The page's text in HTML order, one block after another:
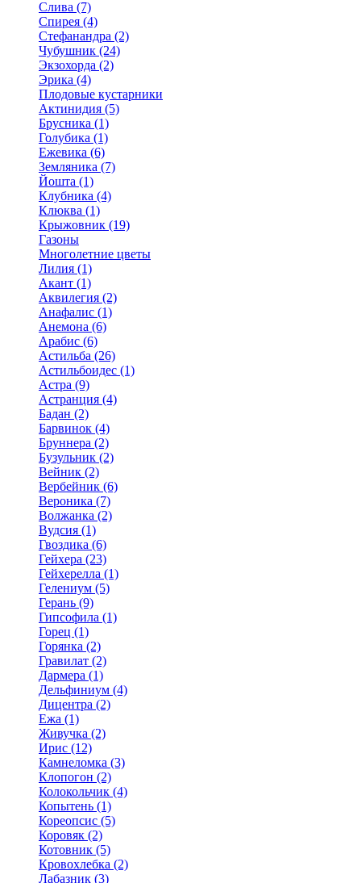
Слива (7)
Спирея (4)
Стефанандра (2)
Чубушник (24)
Экзохорда (2)
Эрика (4)
Плодовые кустарники
Актинидия (5)
Брусника (1)
Голубика (1)
Ежевика (6)
Земляника (7)
Йошта (1)
Клубника (4)
Клюква (1)
Крыжовник (19)
Газоны
Многолетние цветы
Лилия (1)
Акант (1)
Аквилегия (2)
Анафалис (1)
Анемона (6)
Арабис (6)
Астильба (26)
Астильбоидес (1)
Астра (9)
Астранция (4)
Бадан (2)
Барвинок (4)
Бруннера (2)
Бузульник (2)
Вейник (2)
Вербейник (6)
Вероника (7)
Волжанка (2)
Вудсия (1)
Гвоздика (6)
Гейхера (23)
Гейхерелла (1)
Гелениум (5)
Герань (9)
Гипсофила (1)
Горец (1)
Горянка (2)
Гравилат (2)
Дармера (1)
Дельфиниум (4)
Дицентра (2)
Ежа (1)
Живучка (2)
Ирис (12)
Камнеломка (3)
Клопогон (2)
Колокольчик (4)
Копытень (1)
Кореопсис (5)
Коровяк (2)
Котовник (5)
Кровохлебка (2)
Лабазник (3)